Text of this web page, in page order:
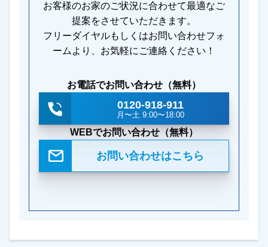
お客様のお家のご状況に合わせて最適なご
提案をさせていただきます。
フリーダイヤルもしくはお問い合わせフォ
ームより、お気軽にご連絡ください！
お電話でお問い合わせ（無料）
0120-918-911
月〜土 9:00〜18:00
WEBでお問い合わせ（無料）
お問い合わせはこちら